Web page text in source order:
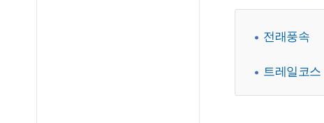
전래풍속
트레일코스